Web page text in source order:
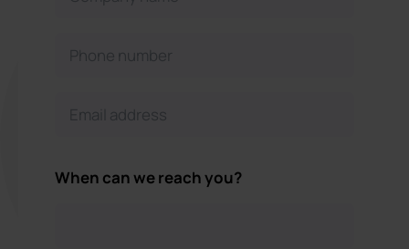
When can we reach you?